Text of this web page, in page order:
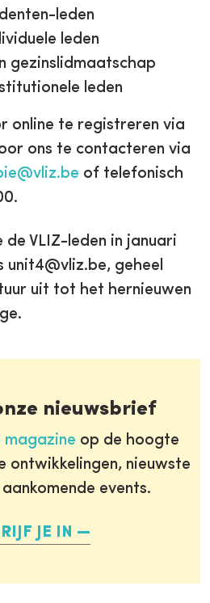
leden
leden
gezinslidmaatschap
leden
online te registreren via
ons te contacteren via
of telefonisch
de VLIZ-leden in januari
geheel
uit tot het hernieuwen
nieuwsbrief
magazine op de hoogte
ontwikkelingen, nieuwste
events.
JE IN